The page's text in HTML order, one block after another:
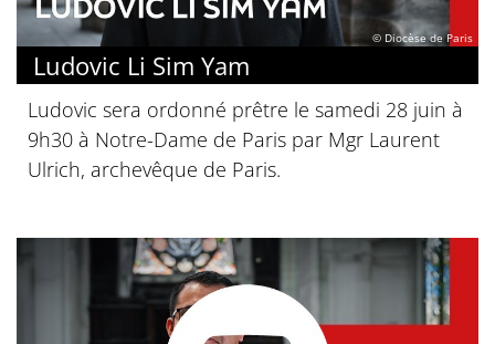
© Diocèse de Paris
Ludovic Li Sim Yam
Ludovic sera ordonné prêtre le samedi 28 juin à
9h30 à Notre-Dame de Paris par Mgr Laurent
Ulrich, archevêque de Paris.